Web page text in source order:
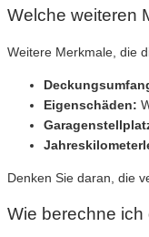
Welche weiteren
Weitere Merkmale, die
Eigenschäden:
Denken Sie daran, die
Wie berechne ich